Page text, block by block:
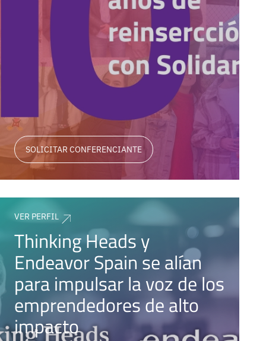
SOLICITAR CONFERENCIANTE
VER PERFIL
Thinking Heads y
Endeavor Spain se alían
para impulsar la voz de los
emprendedores de alto
impacto